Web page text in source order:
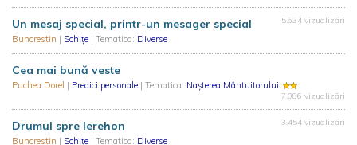
Un mesaj special, printr-un mesager special
Buncrestin | Schiţe | Tematica: Diverse
5.634 vizualizări
Cea mai bună veste
Puchea Dorel | Predici personale | Tematica: Nașterea Mântuitorului
7.086 vizualizări
Drumul spre Ierehon
Buncrestin | Schiţe | Tematica: Diverse
3.454 vizualizări